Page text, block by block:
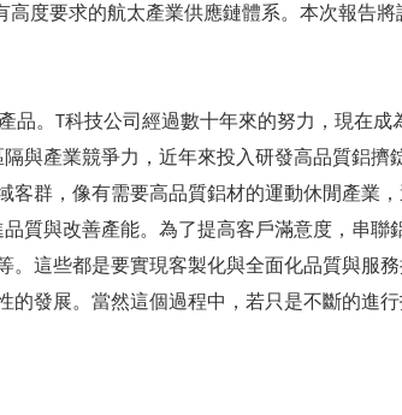
度要求的航太產業供應鏈體系。本次報告將
。T科技公司經過數十年來的努力，現在成
與產業競爭力，近年來投入研發高品質鋁擠
群，像有需要高品質鋁材的運動休閒產業
質與改善產能。為了提高客戶滿意度，串聯
這些都是要實現客製化與全面化品質與服
發展。當然這個過程中，若只是不斷的進